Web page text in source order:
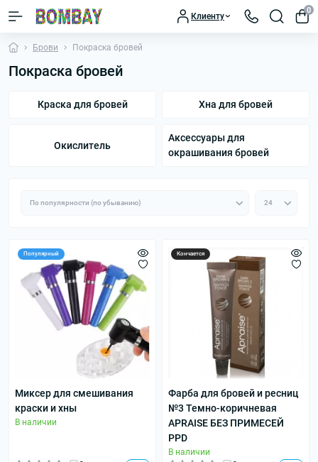
Клиенту
0
Брови Покраска бровей
Покраска бровей
Краска для бровей Хна для бровей
Окислитель
Аксессуары для
окрашивания бровей
Популярный
Миксер для смешивания
краски и хны
В наличии
Кончается
Фарба для бровей и ресниц
№3 Темно-коричневая
APRAISE БЕЗ ПРИМЕСЕЙ
PPD
В наличии